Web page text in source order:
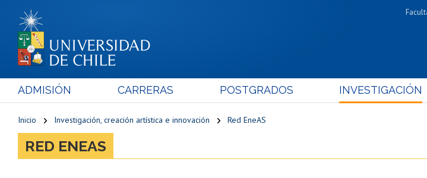
ADMISIÓN CARRERAS POSTGRADOS INVESTIGACIÓN
Inicio Investigación, creación artística e innovación Red EneAS
RED ENEAS